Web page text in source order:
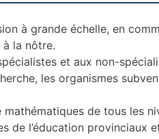
à grande échelle, en
la nôtre.
et aux non-
les organismes
mathématiques de tous les
de l’éducation provinciaux